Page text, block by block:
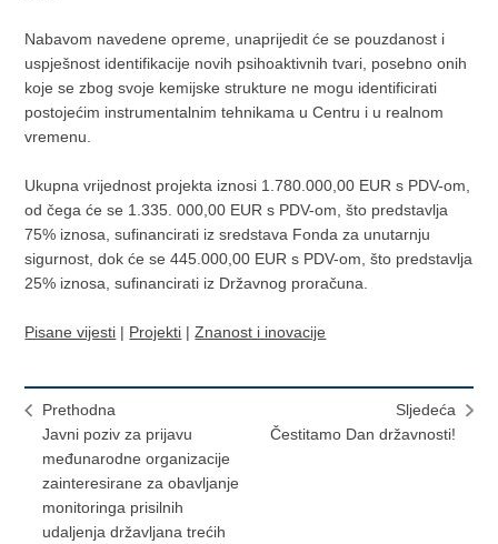
Nabavom navedene opreme, unaprijedit će se pouzdanost i
uspješnost identifikacije novih psihoaktivnih tvari, posebno onih
koje se zbog svoje kemijske strukture ne mogu identificirati
postojećim instrumentalnim tehnikama u Centru i u realnom
vremenu.
Ukupna vrijednost projekta iznosi 1.780.000,00 EUR s PDV-om,
od čega će se 1.335. 000,00 EUR s PDV-om, što predstavlja
75% iznosa, sufinancirati iz sredstava Fonda za unutarnju
sigurnost, dok će se 445.000,00 EUR s PDV-om, što predstavlja
25% iznosa, sufinancirati iz Državnog proračuna.
Pisane vijesti | Projekti |Znanost i inovacije
Prethodna
Javni poziv za prijavu
međunarodne organizacije
zainteresirane za obavljanje
monitoringa prisilnih
udaljenja državljana trećih
Sljedeća
Čestitamo Dan državnosti!